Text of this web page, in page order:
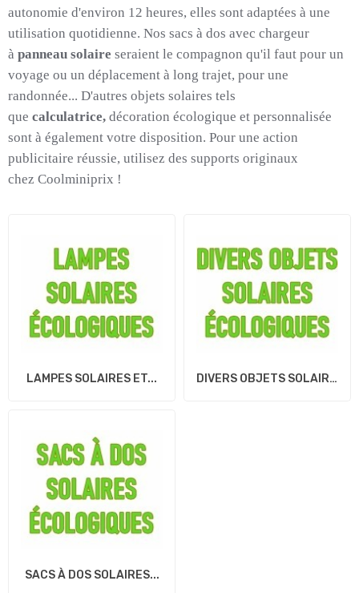
autonomie d'environ 12 heures, elles sont adaptées à une
utilisation quotidienne. Nos sacs à dos avec chargeur
à panneau solaire seraient le compagnon qu'il faut pour un
voyage ou un déplacement à long trajet, pour une
randonnée... D'autres objets solaires tels
que calculatrice, décoration écologique et personnalisée
sont à également votre disposition. Pour une action
publicitaire réussie, utilisez des supports originaux
chez Coolminiprix !
LAMPES SOLAIRES ET... DIVERS OBJETS SOLAIRES...
SACS À DOS SOLAIRES...